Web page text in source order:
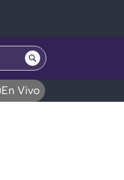
En Vivo